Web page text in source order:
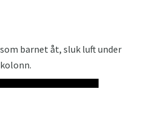
barnet åt, sluk luft under